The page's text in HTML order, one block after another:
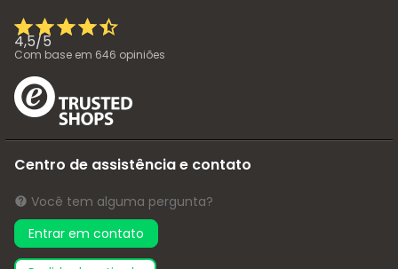
4,5/5
Com base em 646 opiniões
Centro de assistência e contato
Você tem alguma pergunta?
Entrar em contato